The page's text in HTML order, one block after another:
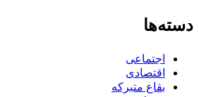
دسته‌ها
اجتماعی
اقتصادی
بقاع متبرکه